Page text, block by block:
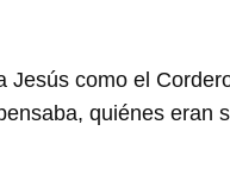
como el
quiénes eran